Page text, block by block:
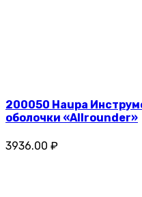
200050 Haupa
оболочки «Allrounder»
3936.00 ₽